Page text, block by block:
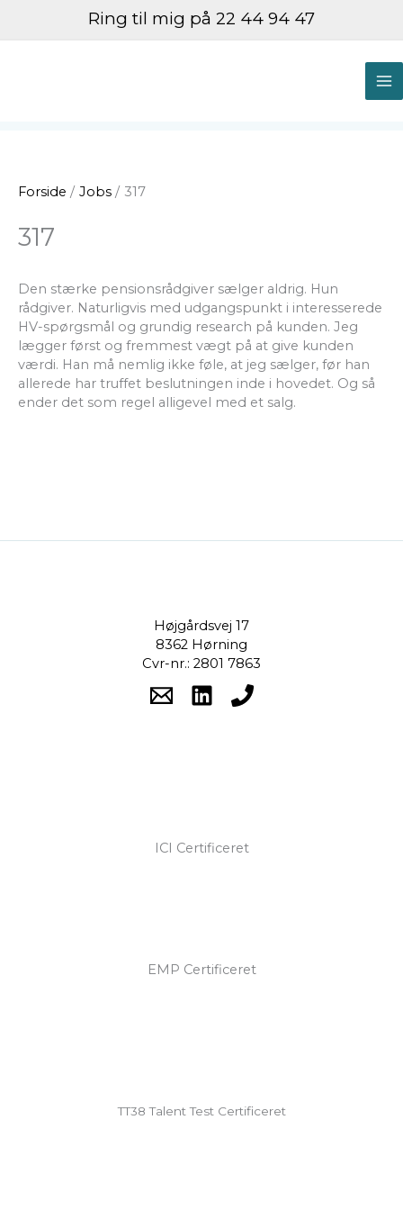
Ring til mig på 22 44 94 47
Forside Jobs 317
317
Den stærke pensionsrådgiver sælger aldrig. Hun
rådgiver. Naturligvis med udgangspunkt i interesserede
HV-spørgsmål og grundig research på kunden. Jeg
lægger først og fremmest vægt på at give kunden
værdi. Han må nemlig ikke føle, at jeg sælger, før han
allerede har truffet beslutningen inde i hovedet. Og så
ender det som regel alligevel med et salg.
Højgårdsvej 17
8362 Hørning
Cvr-nr.: 2801 7863
ICI Certificeret
EMP Certificeret
TT38 Talent Test Certificeret